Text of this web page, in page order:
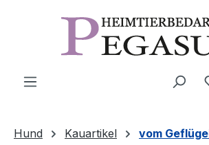
Zum Hauptinhalt springen
Hund Kauartikel vom